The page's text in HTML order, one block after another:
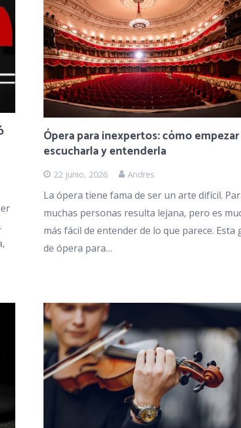
Ópera para inexpertos: cómo empezar
escucharla y entenderla
22 junio, 2026 Andres
La ópera tiene fama de ser un arte difícil.
muchas personas resulta lejana, pero es
más fácil de entender de lo que parece. Esta
de ópera para…